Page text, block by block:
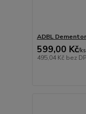
ADBL
599,00 Kč/ks
495,04 Kč bez